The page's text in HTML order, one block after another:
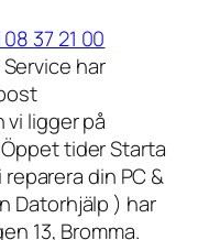
37 21 00
har
ligger på
tider Starta
din PC &
Datorhjälp ) har
13, Bromma.